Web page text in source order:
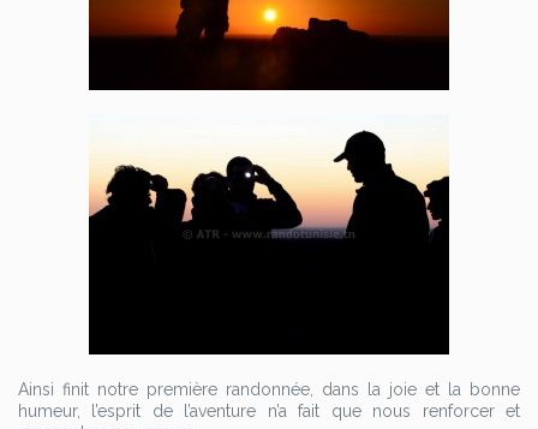
Ainsi finit notre première randonnée, dans la joie et la bonne
humeur, l’esprit de l’aventure n’a fait que nous renforcer et